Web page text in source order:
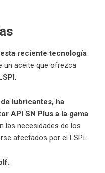
reciente tecnología
un aceite que ofrezca
.
lubricantes, ha
API SN Plus a la gama
las necesidades de los
afectados por el LSPI.